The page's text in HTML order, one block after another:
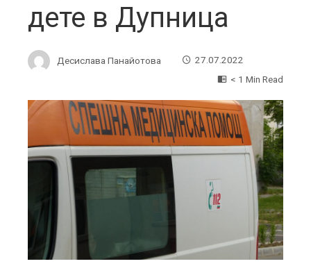
дете в Дупница
Десислава Панайотова
27.07.2022
< 1 Min Read